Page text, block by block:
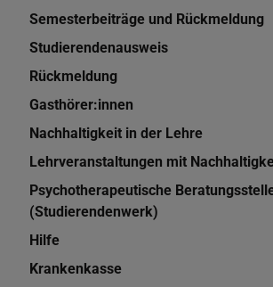
Semesterbeiträge und Rückmeldung
Studierendenausweis
Rückmeldung
Gasthörer:innen
Nachhaltigkeit in der Lehre
Lehrveranstaltungen mit
Psychotherapeutische
(Studierendenwerk)
Hilfe
Krankenkasse